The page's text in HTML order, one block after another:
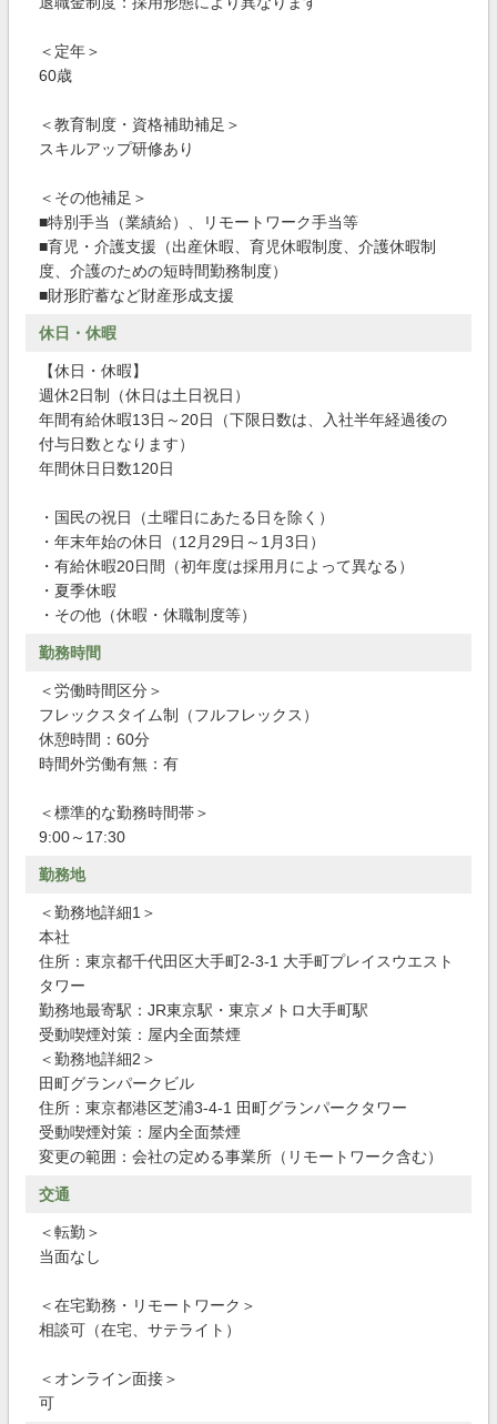
＜定年＞
60歳
＜教育制度・資格補助補足＞
スキルアップ研修あり
＜その他補足＞
■特別手当（業績給）、リモートワーク手当等
■育児・介護支援（出産休暇、育児休暇制度、介護休暇制
度、介護のための短時間勤務制度）
■財形貯蓄など財産形成支援
休日・休暇
【休日・休暇】
週休2日制（休日は土日祝日）
年間有給休暇13日～20日（下限日数は、入社半年経過後の
付与日数となります）
年間休日日数120日
・国民の祝日（土曜日にあたる日を除く）
・年末年始の休日（12月29日～1月3日）
・有給休暇20日間（初年度は採用月によって異なる）
・夏季休暇
・その他（休暇・休職制度等）
勤務時間
＜労働時間区分＞
フレックスタイム制（フルフレックス）
休憩時間：60分
時間外労働有無：有
＜標準的な勤務時間帯＞
9:00～17:30
勤務地
＜勤務地詳細1＞
本社
住所：東京都千代田区大手町2-3-1 大手町プレイスウエスト
タワー
勤務地最寄駅：JR東京駅・東京メトロ大手町駅
受動喫煙対策：屋内全面禁煙
＜勤務地詳細2＞
田町グランパークビル
住所：東京都港区芝浦3-4-1 田町グランパークタワー
受動喫煙対策：屋内全面禁煙
変更の範囲：会社の定める事業所（リモートワーク含む）
交通
＜転勤＞
当面なし
＜在宅勤務・リモートワーク＞
相談可（在宅、サテライト）
＜オンライン面接＞
可